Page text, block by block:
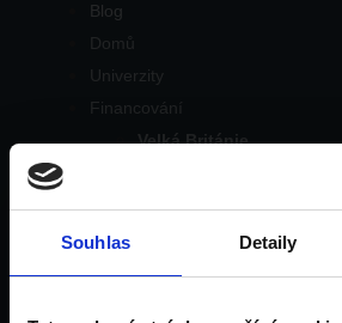
Souhlas Detaily
Blog
Domů
Univerzity
Financování
Velká Británie
Pro rodiče